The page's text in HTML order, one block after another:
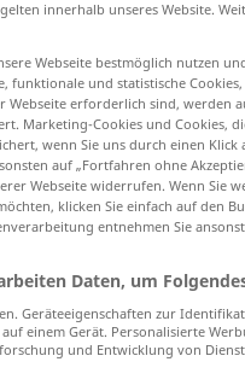
fuchsteufelswild
innerhalb unseres Website.
Webseite bestmöglich nutzen
funktionale und statistische
Webseite erforderlich sind, werden
Marketing-Cookies und Cookies,
wenn Sie uns durch einen
auf „Fortfahren ohne
Webseite widerrufen. Wenn Sie
klicken Sie einfach auf den
entnehmen Sie
Daten, um
Geräteeigenschaften zur
einem Gerät. Personalisierte
und Entwicklung von